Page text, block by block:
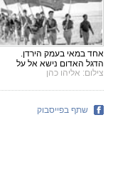
אחד במאי בעמק הירדן.
הדגל האדום נישא אל על
צילום: אליהו כהן
שתף בפייסבוק